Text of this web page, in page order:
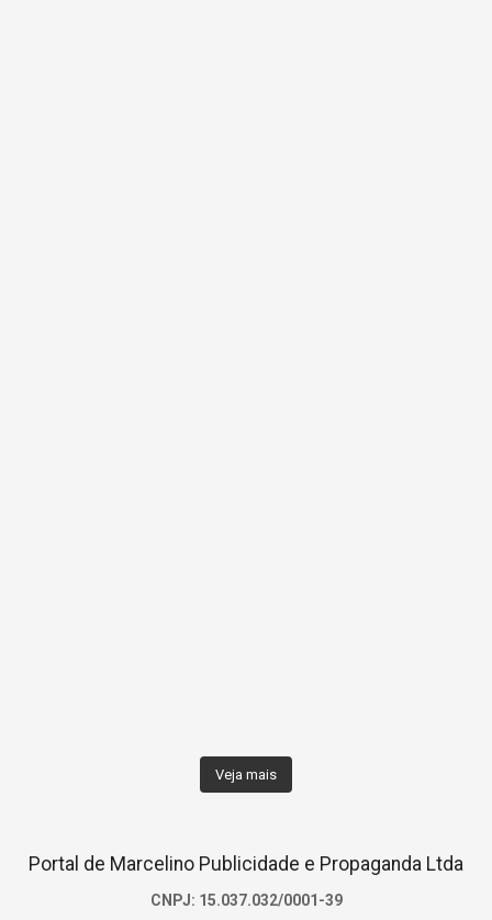
Veja mais
Portal de Marcelino Publicidade e Propaganda Ltda
CNPJ: 15.037.032/0001-39